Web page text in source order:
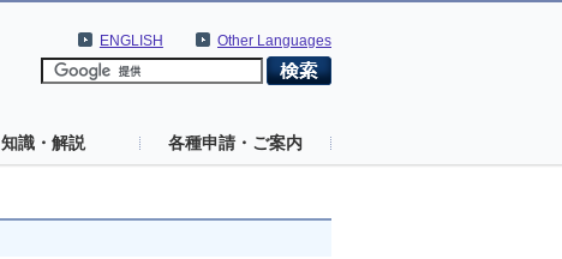
Other Languages
ENGLISH
知識・解説 各種申請・ご案内